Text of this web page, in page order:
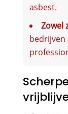
asbest.
Zowel
bedrijven